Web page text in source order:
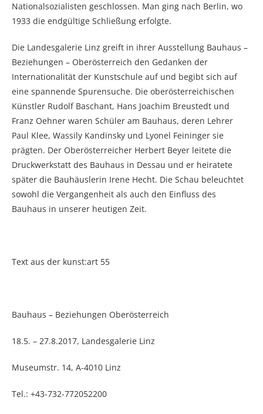
Nationalsozialisten geschlossen. Man ging nach Berlin, wo
1933 die endgültige Schließung erfolgte.
Die Landesgalerie Linz greift in ihrer Ausstellung Bauhaus –
Beziehungen – Oberösterreich den Gedanken der
Internationalität der Kunstschule auf und begibt sich auf
eine spannende Spurensuche. Die oberösterreichischen
Künstler Rudolf Baschant, Hans Joachim Breustedt und
Franz Oehner waren Schüler am Bauhaus, deren Lehrer
Paul Klee, Wassily Kandinsky und Lyonel Feininger sie
prägten. Der Oberösterreicher Herbert Beyer leitete die
Druckwerkstatt des Bauhaus in Dessau und er heiratete
später die Bauhäuslerin Irene Hecht. Die Schau beleuchtet
sowohl die Vergangenheit als auch den Einfluss des
Bauhaus in unserer heutigen Zeit.
Text aus der kunst:art 55
Bauhaus – Beziehungen Oberösterreich
18.5. – 27.8.2017, Landesgalerie Linz
Museumstr. 14, A-4010 Linz
Tel.: +43-732-772052200